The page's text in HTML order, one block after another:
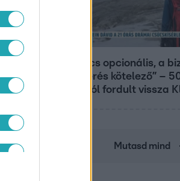
„A csúcs opcionális, a
hazatérés kötelező” –
csúcstól fordult vissza
Mutasd mind